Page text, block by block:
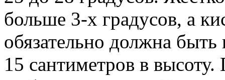
больше 3-х градусов, а
обязательно должна
15 сантиметров в